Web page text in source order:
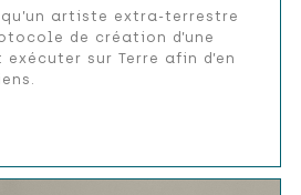
artiste extra-terrestre
de création d’une
sur Terre afin d’en